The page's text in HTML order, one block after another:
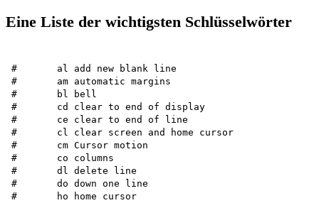
Eine Liste der wichtigsten Schlüsselwörter
#	al add new blank line
#	am automatic margins
#	bl bell
#	cd clear to end of display
#	ce clear to end of line
#	cl clear screen and home cursor
#	cm Cursor motion
#	co columns
#	dl delete line
#	do down one line
#	ho home cursor